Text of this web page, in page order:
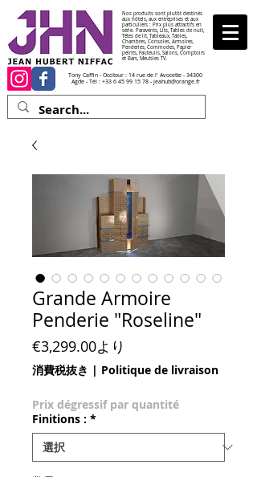
Nos produits sont plutôt destinés
aux hôtels, aux entreprises et aux
particuliers : Prix plus attractifs en
série. Paravents, Lits, Tables de nuit,
Têtes de lit, Tableaux, Tables,
Chambres, Consoles, Armoires,
Penderies, Commodes, Papier
peints, Fauteuils, Salons, Comptoirs
et Bars, Meubles TV.
Tony Caffin - Occitour : 14 rue de l' Avocette - 34300
Agde - Tél : +33 6 45 99 15 78- jeahub@orange.fr
Grande Armoire
Penderie "Roseline"
€3,299.00より
消費税抜き | Politique de livraison
Prix dégressif par quantité
Finitions : *